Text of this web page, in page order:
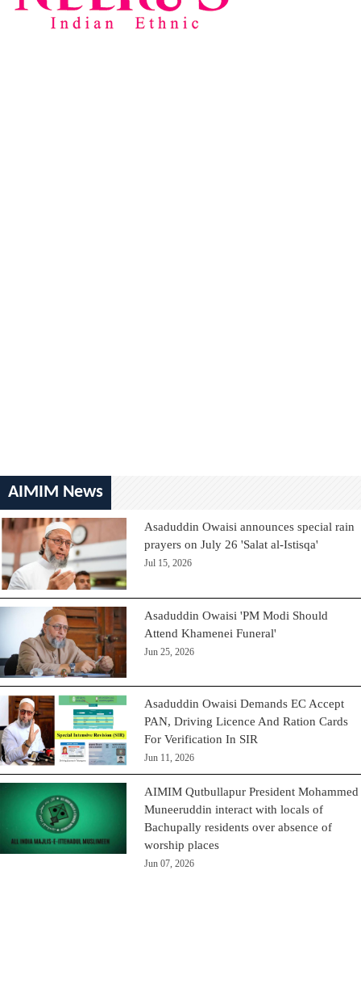
AIMIM News
Asaduddin Owaisi announces special rain
prayers on July 26 'Salat al-Istisqa'
Jul 15, 2026
Asaduddin Owaisi 'PM Modi Should
Attend Khamenei Funeral'
Jun 25, 2026
Asaduddin Owaisi Demands EC Accept
PAN, Driving Licence And Ration Cards
For Verification In SIR
Jun 11, 2026
AIMIM Qutbullapur President Mohammed
Muneeruddin interact with locals of
Bachupally residents over absence of
worship places
Jun 07, 2026